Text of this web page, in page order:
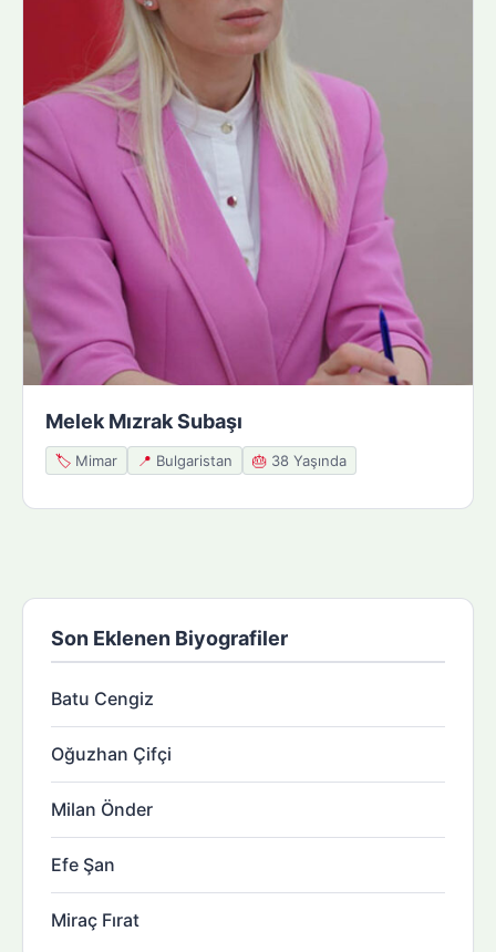
Melek Mızrak Subaşı
🏷️ Mimar 📍 Bulgaristan 🎂 38 Yaşında
Son Eklenen Biyografiler
Batu Cengiz
Oğuzhan Çifçi
Milan Önder
Efe Şan
Miraç Fırat